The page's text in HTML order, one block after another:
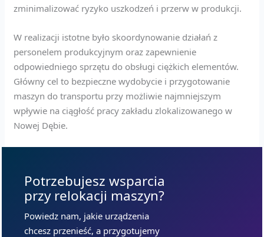
zminimalizować ryzyko uszkodzeń i przerw w produkcji.
W realizacji istotne było skoordynowanie działań z
personelem produkcyjnym oraz zapewnienie
odpowiedniego sprzętu do obsługi ciężkich elementów.
Główny cel to bezpieczne wydobycie i przygotowanie
maszyn do transportu przy możliwie najmniejszym
wpływie na ciągłość pracy zakładu zlokalizowanego w
Nowej Dębie.
Potrzebujesz wsparcia
przy relokacji maszyn?
Powiedz nam, jakie urządzenia
chcesz przenieść, a przygotujemy